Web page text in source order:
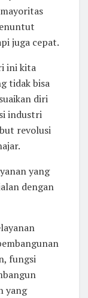
juga cepat.
ini kita
tidak bisa
diri
industri
revolusi
yang
dengan
fungsi
yang